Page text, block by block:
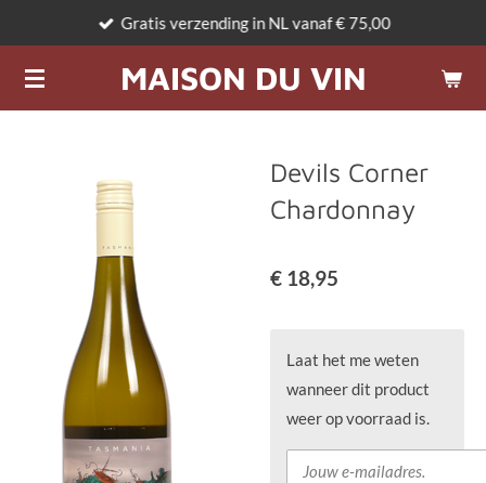
naar
de
MAISON DU VIN
Gratis verzending in NL vanaf € 75,00
Devils Corner
Chardonnay
€ 18,95
Laat het me weten
wanneer dit product
weer op voorraad is.